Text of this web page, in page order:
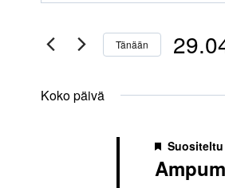
29.04.2025
Näkymät
navigointi
Tapahtumat
hakusanalla.
Tänään
päivä.
Koko päivä
Suositeltu